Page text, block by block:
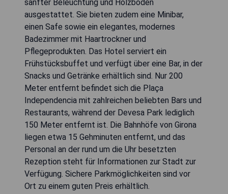
sanfter Beleuchtung und Holzböden
ausgestattet. Sie bieten zudem eine Minibar,
einen Safe sowie ein elegantes, modernes
Badezimmer mit Haartrockner und
Pflegeprodukten. Das Hotel serviert ein
Frühstücksbuffet und verfügt über eine Bar, in der
Snacks und Getränke erhältlich sind. Nur 200
Meter entfernt befindet sich die Plaça
Independencia mit zahlreichen beliebten Bars und
Restaurants, während der Devesa Park lediglich
150 Meter entfernt ist. Die Bahnhöfe von Girona
liegen etwa 15 Gehminuten entfernt, und das
Personal an der rund um die Uhr besetzten
Rezeption steht für Informationen zur Stadt zur
Verfügung. Sichere Parkmöglichkeiten sind vor
Ort zu einem guten Preis erhältlich.